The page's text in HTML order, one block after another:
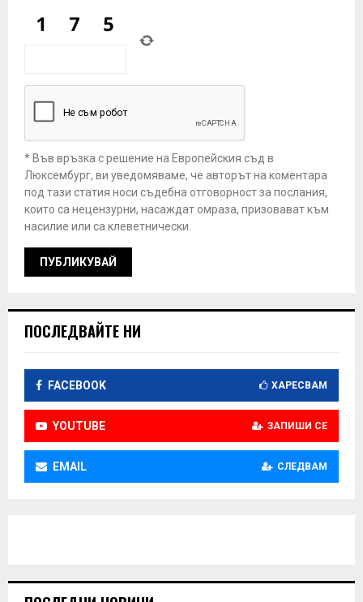
* Във връзка с решение на Европейския съд в
Люксембург, ви уведомяваме, че авторът на коментара
под тази статия носи съдебна отговорност за послания,
които са нецензурни, насаждат омраза, призовават към
насилие или са клеветнически.
ПОСЛЕДВАЙТЕ НИ
FACEBOOK ХАРЕСВАМ
YOUTUBE ЗАПИШИ СЕ
EMAIL СЛЕДВАМ